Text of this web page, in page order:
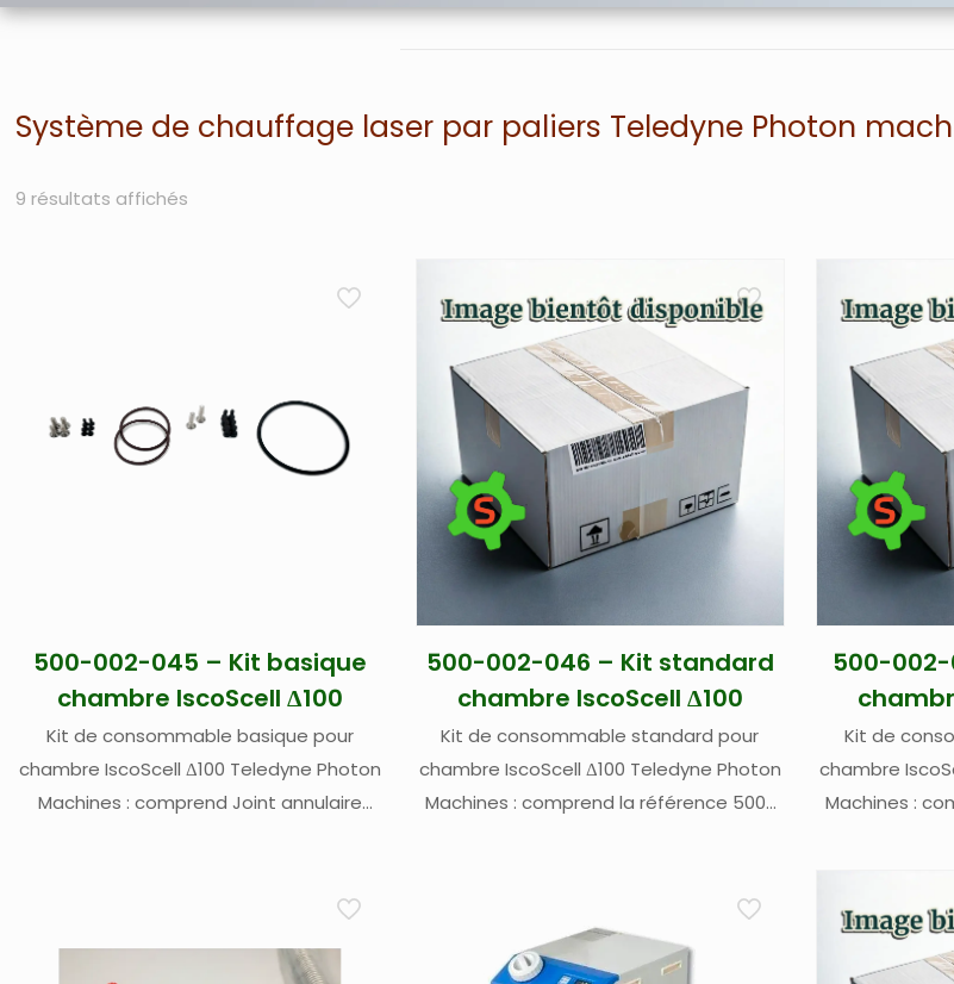
Système de chauffage laser par paliers Teledyne Photon
9 résultats affichés
500-002-045 – Kit basique
chambre IscoScell Δ100
Kit de consommable basique pour
chambre IscoScell Δ100 Teledyne Photon
Machines : comprend Joint annulaire
vis M3x8 pour cadre, 2x vis M5x20 pour
pour montage sur ablation laser
500-002-046 – Kit standard
chambre IscoScell Δ100
Kit de consommable standard pour
chambre IscoScell Δ100 Teledyne Photon
Machines : comprend la référence 500-
500-
Kit de
chambre
Machines :